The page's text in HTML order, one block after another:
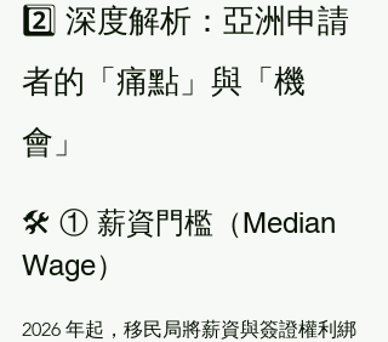
2️⃣ 深度解析：亞洲申請
者的「痛點」與「機
會」
🛠️ ① 薪資門檻（Median
Wage）
2026 年起，移民局將薪資與簽證權利綁